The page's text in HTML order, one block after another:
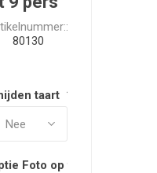
80130
taart *
Foto op taart